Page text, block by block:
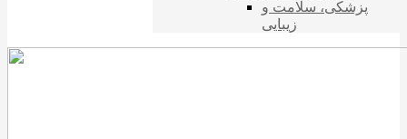
پزشکی، سلامت و
زیبایی